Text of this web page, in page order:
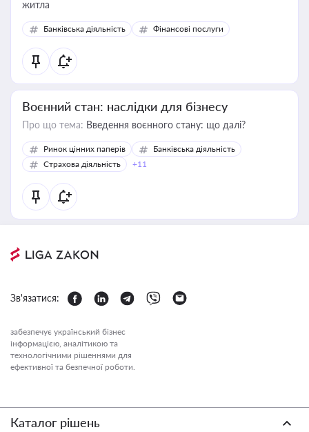
житла
Банківська діяльність Фінансові послуги
Воєнний стан: наслідки для бізнесу
Про що тема: Введення воєнного стану: що далі?
Ринок цінних паперів
Банківська діяльність
Страхова діяльність
+11
Зв'язатися:
забезпечує український бізнес
інформацією, аналітикою та
технологічними рішеннями для
ефективної та безпечної роботи.
Каталог рішень